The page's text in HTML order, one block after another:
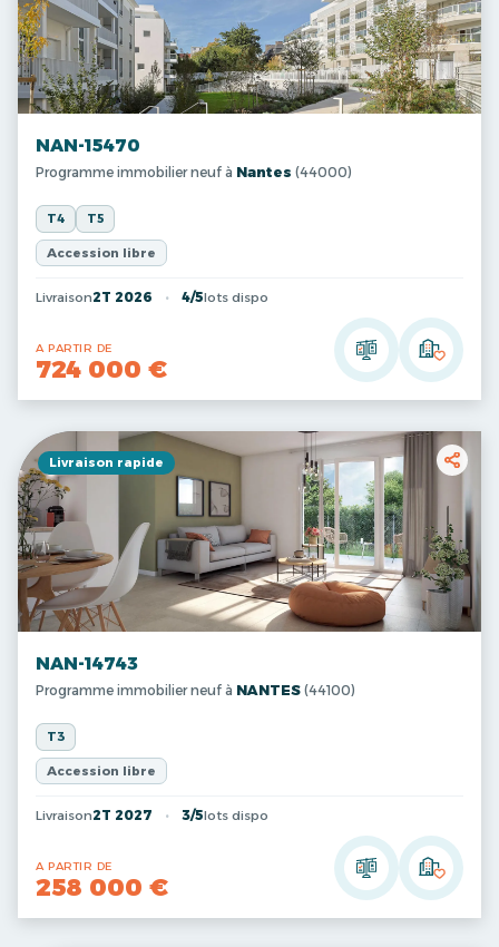
NAN-15470
Programme immobilier neuf à Nantes (44000)
T4 T5
Accession libre
Livraison2T 2026 4/5lots dispo
A PARTIR DE
724 000 €
Livraison rapide
NAN-14743
Programme immobilier neuf à NANTES (44100)
T3
Accession libre
Livraison2T 2027 3/5lots dispo
A PARTIR DE
258 000 €